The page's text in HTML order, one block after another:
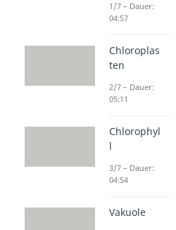
Der
Stomata.
aber nur bei
1/7 – Dauer:
04:57
Chloroplas
ten
2/7 – Dauer:
05:11
Chlorophyl
l
3/7 – Dauer:
04:54
Vakuole